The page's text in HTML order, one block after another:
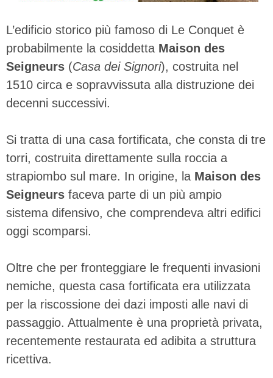
L’edificio storico più famoso di Le Conquet è
probabilmente la cosiddetta Maison des
Seigneurs (Casa dei Signori), costruita nel
1510 circa e sopravvissuta alla distruzione dei
decenni successivi.
Si tratta di una casa fortificata, che consta di tre
torri, costruita direttamente sulla roccia a
strapiombo sul mare. In origine, la Maison des
Seigneurs faceva parte di un più ampio
sistema difensivo, che comprendeva altri edifici
oggi scomparsi.
Oltre che per fronteggiare le frequenti invasioni
nemiche, questa casa fortificata era utilizzata
per la riscossione dei dazi imposti alle navi di
passaggio. Attualmente è una proprietà privata,
recentemente restaurata ed adibita a struttura
ricettiva.